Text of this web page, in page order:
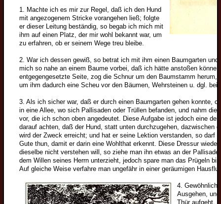
1. Machte ich es mir zur Regel, daß ich den Hund
mit angezogenem Stricke vorangehen ließ; folgte
er dieser Leitung beständig, so begab ich mich mit
ihm auf einen Platz, der mir wohl bekannt war, um
zu erfahren, ob er seinem Wege treu bleibe.
2. War ich dessen gewiß, so betrat ich mit ihm einen Baumgarten
mich so nahe an einem Baume vorbei, daß ich hätte anstoßen
entgegengesetzte Seite, zog die Schnur um den Baumstamm herum,
um ihm dadurch eine Scheu vor den Bäumen, Wehrsteinen u. dgl.
3. Als ich sicher war, daß er durch einen Baumgarten gehen konnte,
in eine Allee, wo sich Pallisaden oder Trüllen befanden, und nahm die
vor, die ich schon oben angedeutet. Diese Aufgabe ist jedoch eine
darauf achten, daß der Hund, statt unten durchzugehen, dazwischen
wird der Zweck erreicht; und hat er seine Lektion verstanden, so darf
Gute thun, damit er darin eine Wohlthat erkennt. Diese Dressur
dieselbe nicht verstehen will, so ziehe man ihn etwas an der
dem Willen seines Herrn unterzieht, jedoch spare man das Prügeln
Auf gleiche Weise verfahre man ungefähr in einer geräumigen
4. Gewöhnlich
Ausgehen,
Thür aufgeht,